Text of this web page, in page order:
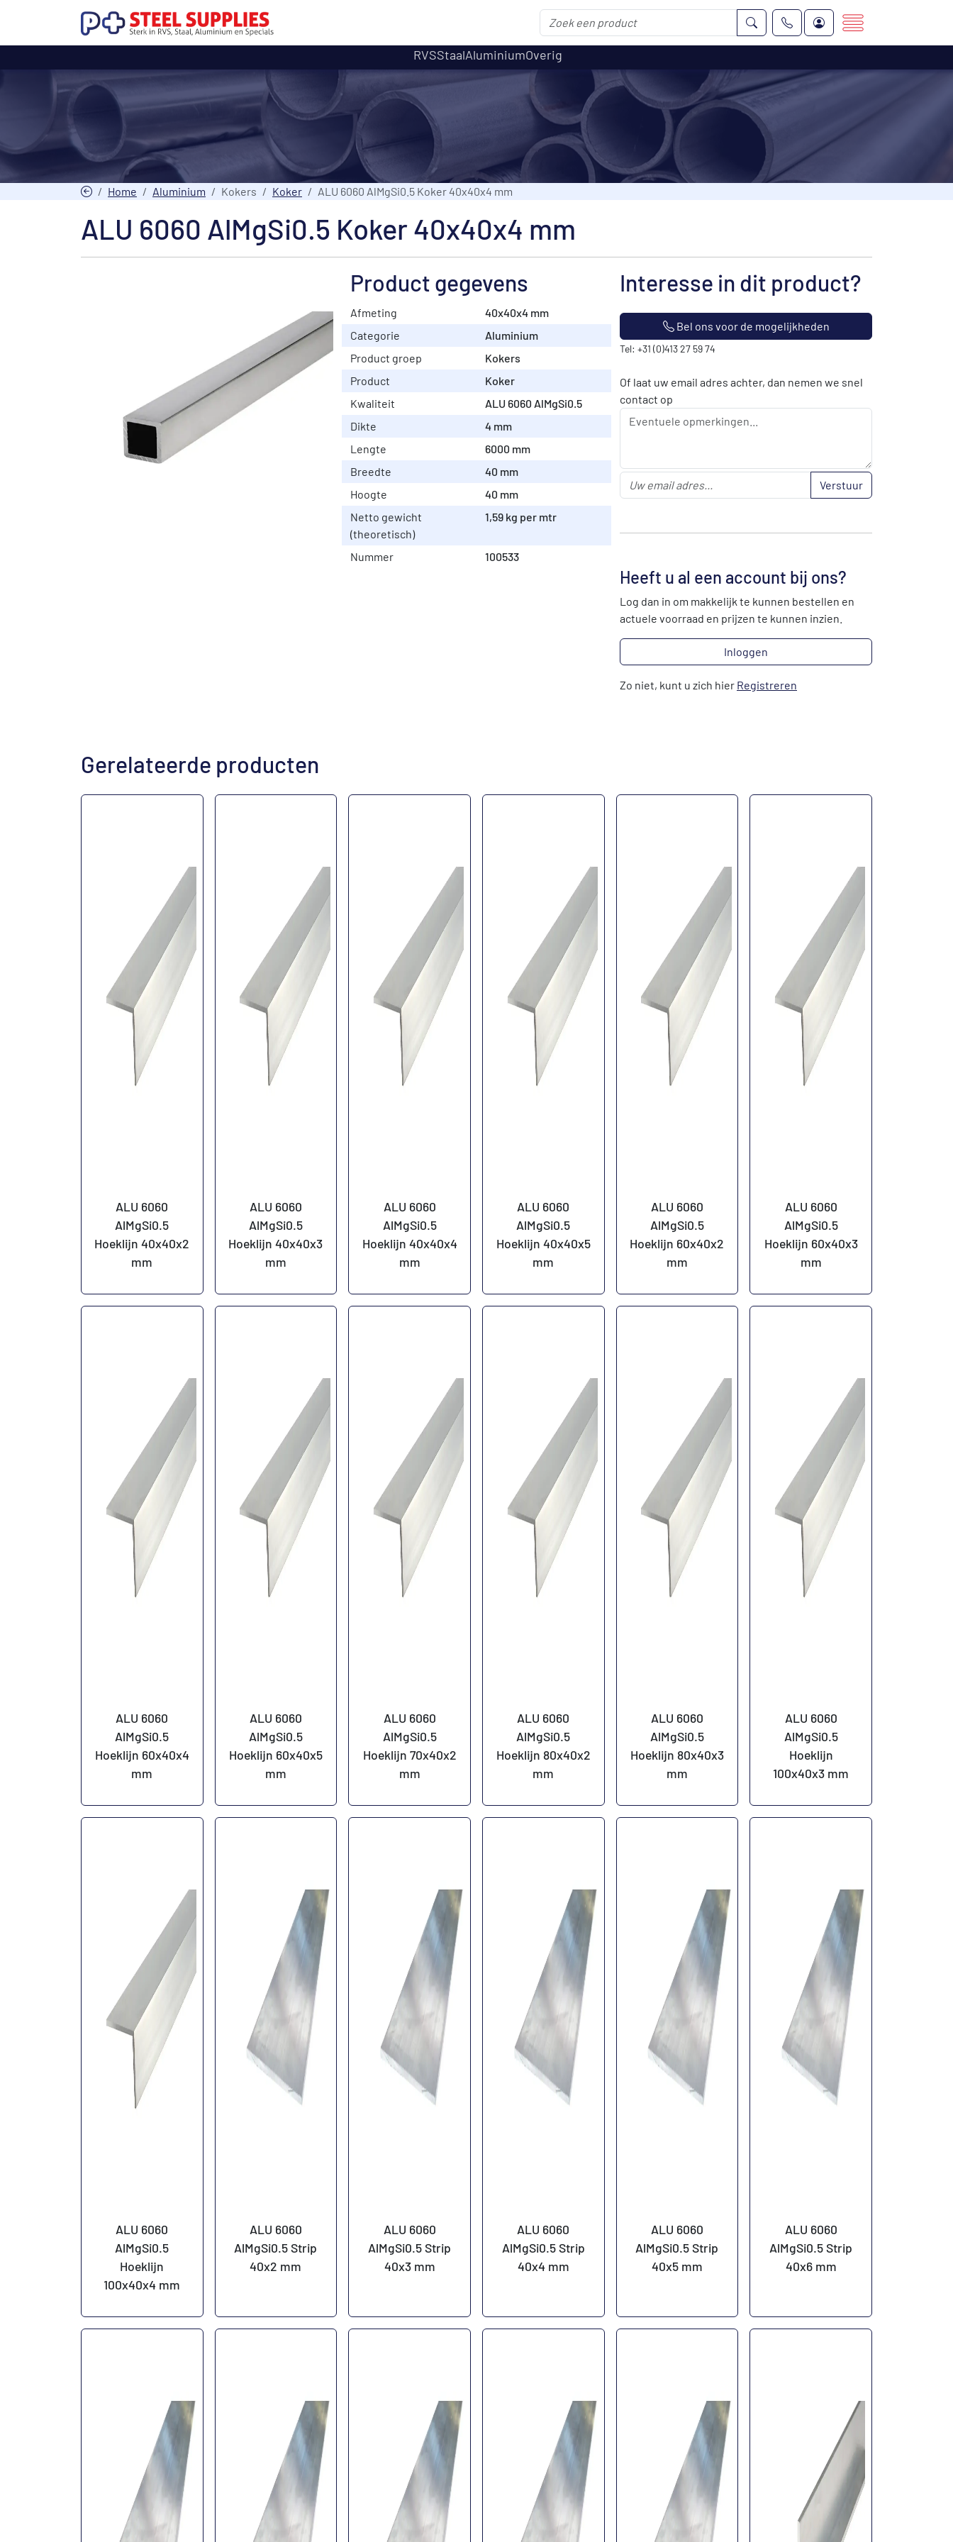
RVSStaalAluminiumOverig
Home Aluminium Kokers Koker ALU 6060 AlMgSi0.5 Koker 40x40x4 mm
ALU 6060 AlMgSi0.5 Koker 40x40x4 mm
Product gegevens
Afmeting
40x40x4 mm
Categorie
Aluminium
Product groep
Kokers
Product
Koker
Kwaliteit
ALU 6060 AlMgSi0.5
Dikte
4 mm
Lengte
6000 mm
Breedte
40 mm
Hoogte
40 mm
Netto gewicht
(theoretisch)
1,59 kg per mtr
Nummer 100533
Interesse in dit product?
Bel ons voor de mogelijkheden
Tel: +31 (0)413 27 59 74
Of laat uw email adres achter, dan nemen we snel
contact op
Verstuur
Heeft u al een account bij ons?
Log dan in om makkelijk te kunnen bestellen en
actuele voorraad en prijzen te kunnen inzien.
Inloggen
Zo niet, kunt u zich hier Registreren
Gerelateerde producten
ALU 6060
AlMgSi0.5
Hoeklijn 40x40x2
mm
ALU 6060
AlMgSi0.5
Hoeklijn 40x40x3
mm
ALU 6060
AlMgSi0.5
Hoeklijn 40x40x4
mm
ALU 6060
AlMgSi0.5
Hoeklijn 40x40x5
mm
ALU 6060
AlMgSi0.5
Hoeklijn 60x40x2
mm
ALU 6060
AlMgSi0.5
Hoeklijn 60x40x3
mm
ALU 6060
AlMgSi0.5
Hoeklijn 60x40x4
mm
ALU 6060
AlMgSi0.5
Hoeklijn 60x40x5
mm
ALU 6060
AlMgSi0.5
Hoeklijn 70x40x2
mm
ALU 6060
AlMgSi0.5
Hoeklijn 80x40x2
mm
ALU 6060
AlMgSi0.5
Hoeklijn 80x40x3
mm
ALU 6060
AlMgSi0.5
Hoeklijn
100x40x3 mm
ALU 6060
AlMgSi0.5
Hoeklijn
100x40x4 mm
ALU 6060
AlMgSi0.5 Strip
40x2 mm
ALU 6060
AlMgSi0.5 Strip
40x3 mm
ALU 6060
AlMgSi0.5 Strip
40x4 mm
ALU 6060
AlMgSi0.5 Strip
40x5 mm
ALU 6060
AlMgSi0.5 Strip
40x6 mm